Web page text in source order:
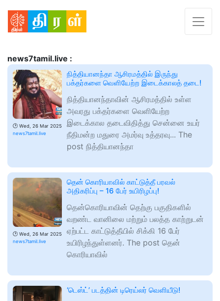
news7tamil.live :
🕑 Wed, 26 Mar 2025
news7tamil.live
நித்தியானந்தா ஆசிரமத்தில் இருந்து
பக்தர்களை வெளியேற்ற இடைக்காலத் தடை!
நித்தியானந்தாவின் ஆசிரமத்தில் உள்ள
அவரது பக்தர்களை வெளியேற்ற
இடைக்கால தடைவிதித்து சென்னை உயர்
நீதிமன்ற மதுரை அமர்வு உத்தரவு... The
post நித்தியானந்தா
🕑 Wed, 26 Mar 2025
news7tamil.live
தென் கொரியாவில் காட்டுத்தீ பரவல்
அதிகரிப்பு – 16 பேர் உயிரிழப்பு!
தென்கொரியாவின் தெற்கு பகுதிகளில்
வறண்ட வானிலை மற்றும் பலத்த காற்றுடன்
ஏற்பட்ட காட்டுத்தீயில் சிக்கி 16 பேர்
உயிரிழந்துள்ளனர். The post தென்
கொரியாவில்
‘டெஸ்ட்’ படத்தின் டிரெய்லர் வெளியீடு!